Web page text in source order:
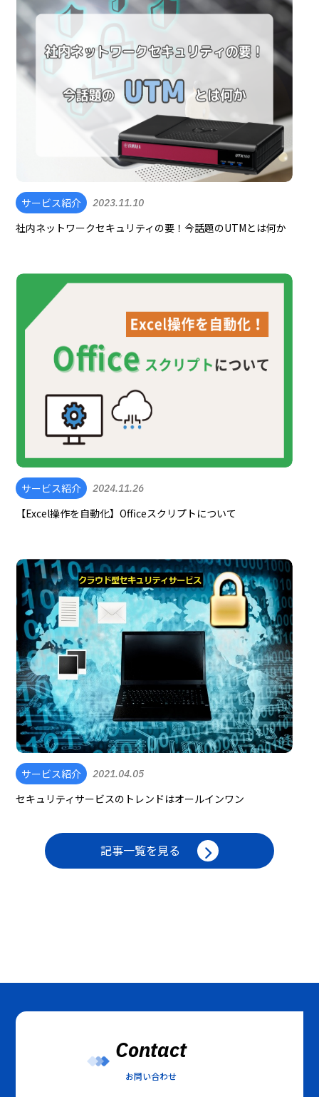
サービス紹介 2023.11.10
社内ネットワークセキュリティの要！今話題のUTMとは何か
サービス紹介 2024.11.26
【Excel操作を自動化】Officeスクリプトについて
サービス紹介 2021.04.05
セキュリティサービスのトレンドはオールインワン
記事一覧を見る
Contact
お問い合わせ